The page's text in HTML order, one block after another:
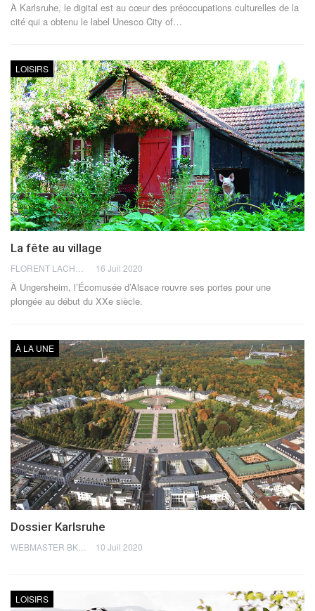
À Karlsruhe, le digital est au cœur des préoccupations culturelles de la
cité qui a obtenu le label Unesco City of…
LOISIRS
La fête au village
16 Juil 2020
À Ungersheim, l’Écomusée d’Alsace rouvre ses portes pour une
plongée au début du XXe siècle.
À LA UNE
Dossier Karlsruhe
10 Juil 2020
LOISIRS